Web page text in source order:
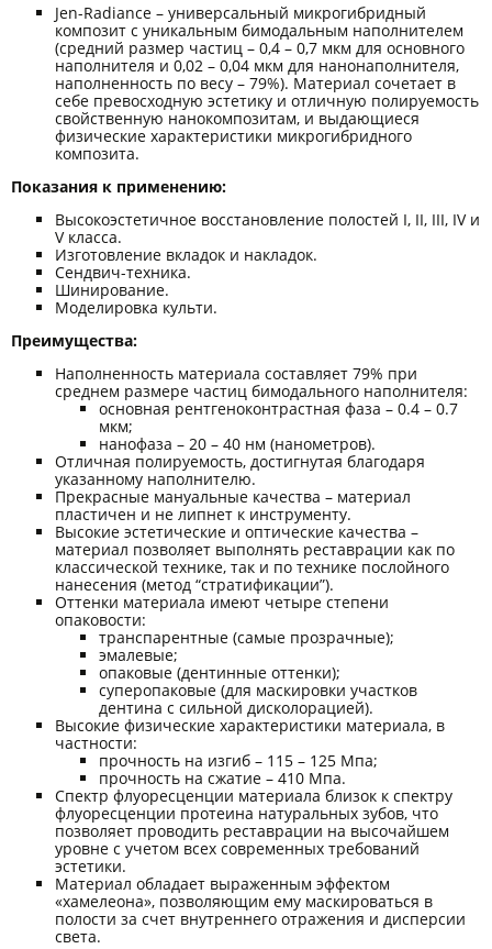
Jen-Radiance – универсальный микрогибридный
композит с уникальным бимодальным наполнителем
(средний размер частиц – 0,4 – 0,7 мкм для основного
наполнителя и 0,02 – 0,04 мкм для нанонаполнителя,
наполненность по весу – 79%). Материал сочетает в
себе превосходную эстетику и отличную полируемость
свойственную нанокомпозитам, и выдающиеся
физические характеристики микрогибридного
композита.
Показания к применению:
Высокоэстетичное восстановление полостей I, II, III, IV и
V класса.
Изготовление вкладок и накладок.
Сендвич-техника.
Шинирование.
Моделировка культи.
Преимущества:
Наполненность материала составляет 79% при
среднем размере частиц бимодального наполнителя:
основная рентгеноконтрастная фаза – 0.4 – 0.7
мкм;
нанофаза – 20 – 40 нм (нанометров).
Отличная полируемость, достигнутая благодаря
указанному наполнителю.
Прекрасные мануальные качества – материал
пластичен и не липнет к инструменту.
Высокие эстетические и оптические качества –
материал позволяет выполнять реставрации как по
классической технике, так и по технике послойного
нанесения (метод “стратификации”).
Оттенки материала имеют четыре степени
опаковости:
транспарентные (самые прозрачные);
эмалевые;
опаковые (дентинные оттенки);
суперопаковые (для маскировки участков
дентина с сильной дисколорацией).
Высокие физические характеристики материала, в
частности:
прочность на изгиб – 115 – 125 Мпа;
прочность на сжатие – 410 Мпа.
Спектр флуоресценции материала близок к спектру
флуоресценции протеина натуральных зубов, что
позволяет проводить реставрации на высочайшем
уровне с учетом всех современных требований
эстетики.
Материал обладает выраженным эффектом
«хамелеона», позволяющим ему маскироваться в
полости за счет внутреннего отражения и дисперсии
света.